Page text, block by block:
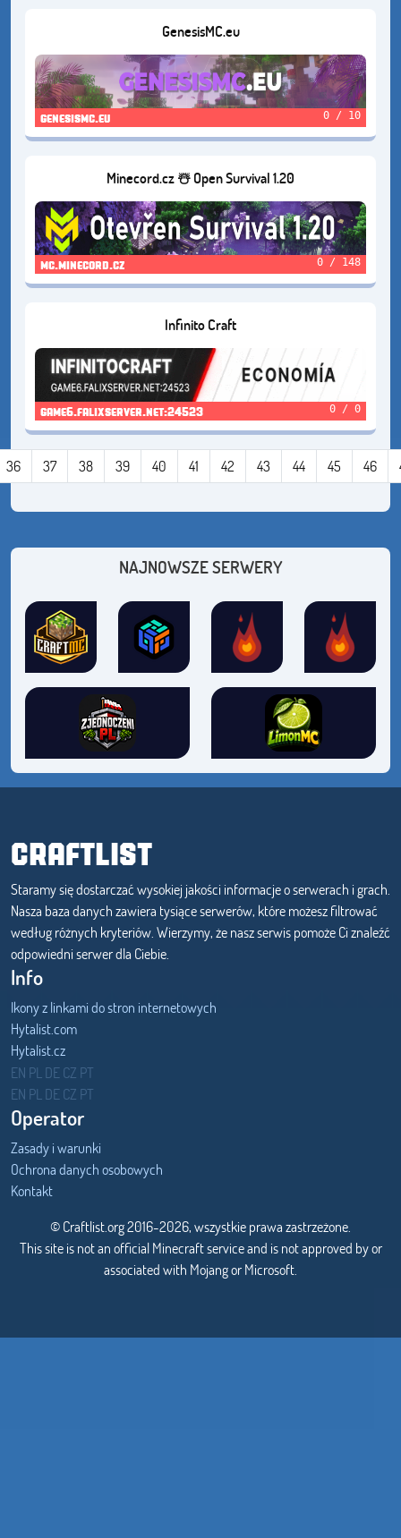
GenesisMC.eu
genesismc.eu 0 / 10
Minecord.cz ☃️ Open Survival 1.20
mc.minecord.cz 0 / 148
Infinito Craft
game6.falixserver.net:24523 0 / 0
36 37 38 39 40 41 42 43 44 45 46
NAJNOWSZE SERWERY
CRAFTLIST
Staramy się dostarczać wysokiej jakości informacje o serwerach i grach.
Nasza baza danych zawiera tysiące serwerów, które możesz filtrować
według różnych kryteriów. Wierzymy, że nasz serwis pomoże Ci znaleźć
odpowiedni serwer dla Ciebie.
Info
Ikony z linkami do stron internetowych
Hytalist.com
Hytalist.cz
Hytamods.org
EN PL DECZ PT
EN PL DECZ PT
Operator
Zasady i warunki
Ochrona danych osobowych
Kontakt
© Craftlist.org 2016-2026, wszystkie prawa zastrzeżone.
This site is not an official Minecraft service and is not approved by or
associated with Mojang or Microsoft.